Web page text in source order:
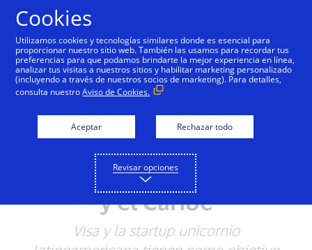
NOTAS DE PRENSA
Visa y Rappi firman
alianza estratégica para
acelerar el comercio
digital en América Latina
y el Caribe
Visa y la startup unicornio
Cookies
Utilizamos cookies y tecnologías similares donde es esencial para
proporcionar nuestro sitio web. También las usamos para recordar tus
preferencias para que podamos brindarte la mejor experiencia en línea,
analizar tus visitas a nuestros sitios y habilitar marketing personalizado
(incluyendo a través de nuestros socios de marketing). Para detalles,
consulta nuestroAviso de Cookies.
Aceptar Rechazar todo
Revisar opciones